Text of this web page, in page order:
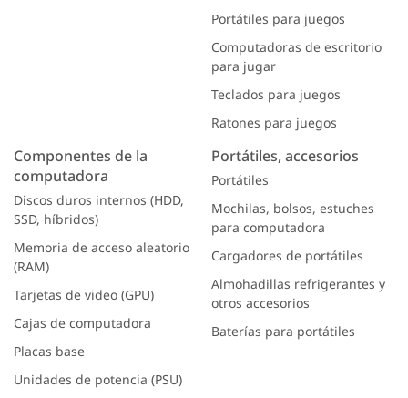
Portátiles para juegos
Computadoras de escritorio
para jugar
Teclados para juegos
Ratones para juegos
Componentes de la
computadora
Discos duros internos (HDD,
SSD, híbridos)
Memoria de acceso aleatorio
(RAM)
Tarjetas de video (GPU)
Cajas de computadora
Placas base
Unidades de potencia (PSU)
Portátiles, accesorios
Portátiles
Mochilas, bolsos, estuches
para computadora
Cargadores de portátiles
Almohadillas refrigerantes y
otros accesorios
Baterías para portátiles